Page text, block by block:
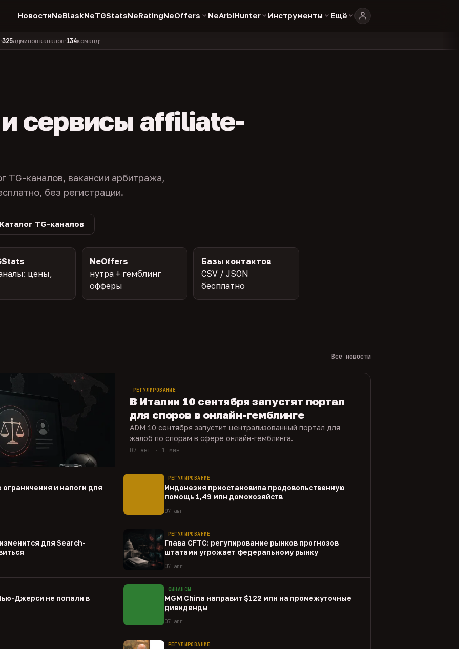
НовостиNeBlaskNeTGStatsNeRatingNeOffers NeArbiHunter Инструменты Ещё
каналов•134команд• 11 990
сервисы affiliate-
TG-каналов, вакансии арбитража,
без регистрации.
TG-каналов
цены,
NeOffers
нутра + гемблинг
офферы
Базы контактов
CSV / JSON
бесплатно
Все новости
РЕГУЛИРОВАНИЕ
В Италии 10 сентября запустят портал
для споров в онлайн-гемблинге
ADM 10 сентября запустит централизованный портал для
жалоб по спорам в сфере онлайн-гемблинга.
07 авг · 1 мин
и налоги для
РЕГУЛИРОВАНИЕ
Индонезия приостановила продовольственную
помощь 1,49 млн домохозяйств
07 авг
для Search-
РЕГУЛИРОВАНИЕ
Глава CFTC: регулирование рынков прогнозов
штатами угрожает федеральному рынку
07 авг
Джерси не попали в
ФИНАНСЫ
MGM China направит $122 млн на промежуточные
дивиденды
07 авг
РЕГУЛИРОВАНИЕ